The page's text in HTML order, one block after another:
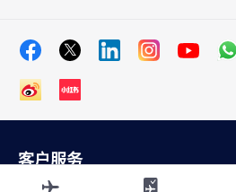
客户服务
在线购买